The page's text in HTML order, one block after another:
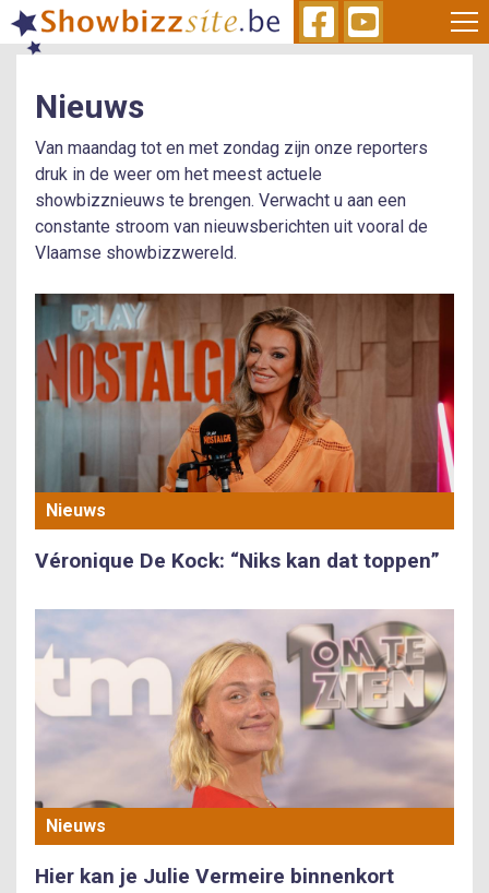
Skip
to
Nieuws
Van maandag tot en met zondag zijn onze reporters
druk in de weer om het meest actuele
showbizznieuws te brengen. Verwacht u aan een
constante stroom van nieuwsberichten uit vooral de
Vlaamse showbizzwereld.
Nieuws
Véronique De Kock: “Niks kan dat toppen”
Nieuws
Hier kan je Julie Vermeire binnenkort